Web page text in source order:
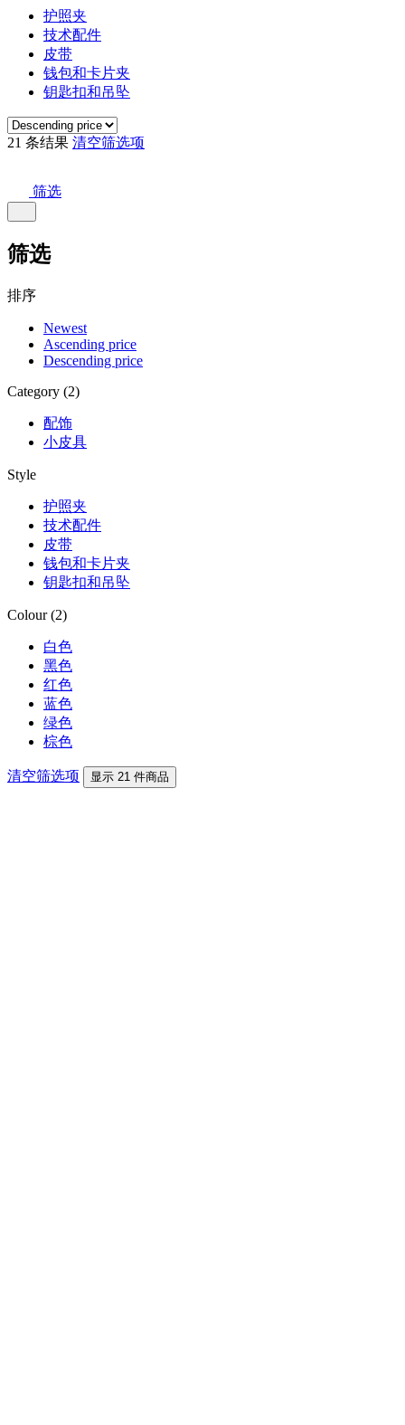
护照夹
技术配件
皮带
钱包和卡片夹
钥匙扣和吊坠
21 条结果 清空筛选项
筛选
筛选
排序
Newest
Ascending price
Descending price
Category (2)
配饰
小皮具
Style
护照夹
技术配件
皮带
钱包和卡片夹
钥匙扣和吊坠
Colour (2)
白色
黑色
红色
蓝色
绿色
棕色
清空筛选项 显示 21 件商品